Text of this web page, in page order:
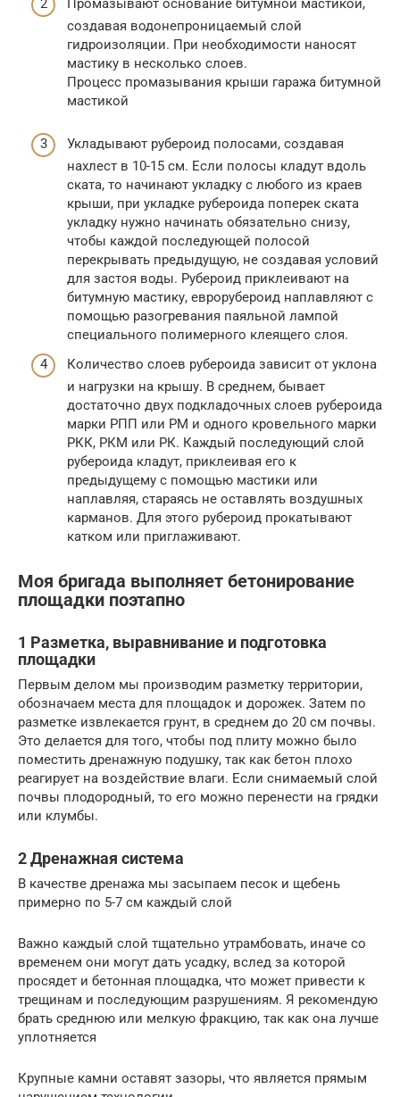
создавая водонепроницаемый слой
гидроизоляции. При необходимости наносят
мастику в несколько слоев.
Процесс промазывания крыши гаража битумной
мастикой
Укладывают рубероид полосами, создавая
нахлест в 10-15 см. Если полосы кладут вдоль
ската, то начинают укладку с любого из краев
крыши, при укладке рубероида поперек ската
укладку нужно начинать обязательно снизу,
чтобы каждой последующей полосой
перекрывать предыдущую, не создавая условий
для застоя воды. Рубероид приклеивают на
битумную мастику, еврорубероид наплавляют с
помощью разогревания паяльной лампой
специального полимерного клеящего слоя.
Количество слоев рубероида зависит от уклона
и нагрузки на крышу. В среднем, бывает
достаточно двух подкладочных слоев рубероида
марки РПП или РМ и одного кровельного марки
РКК, РКМ или РК. Каждый последующий слой
рубероида кладут, приклеивая его к
предыдущему с помощью мастики или
наплавляя, стараясь не оставлять воздушных
карманов. Для этого рубероид прокатывают
катком или приглаживают.
Моя бригада выполняет бетонирование
площадки поэтапно
1 Разметка, выравнивание и подготовка
площадки
Первым делом мы производим разметку территории,
обозначаем места для площадок и дорожек. Затем по
разметке извлекается грунт, в среднем до 20 см почвы.
Это делается для того, чтобы под плиту можно было
поместить дренажную подушку, так как бетон плохо
реагирует на воздействие влаги. Если снимаемый слой
почвы плодородный, то его можно перенести на грядки
или клумбы.
2 Дренажная система
В качестве дренажа мы засыпаем песок и щебень
примерно по 5-7 см каждый слой
Важно каждый слой тщательно утрамбовать, иначе со
временем они могут дать усадку, вслед за которой
просядет и бетонная площадка, что может привести к
трещинам и последующим разрушениям. Я рекомендую
брать среднюю или мелкую фракцию, так как она лучше
уплотняется
Крупные камни оставят зазоры, что является прямым